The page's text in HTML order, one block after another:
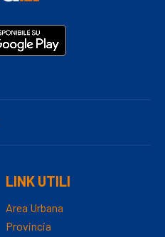
LINK UTILI
Area Urbana
Provincia